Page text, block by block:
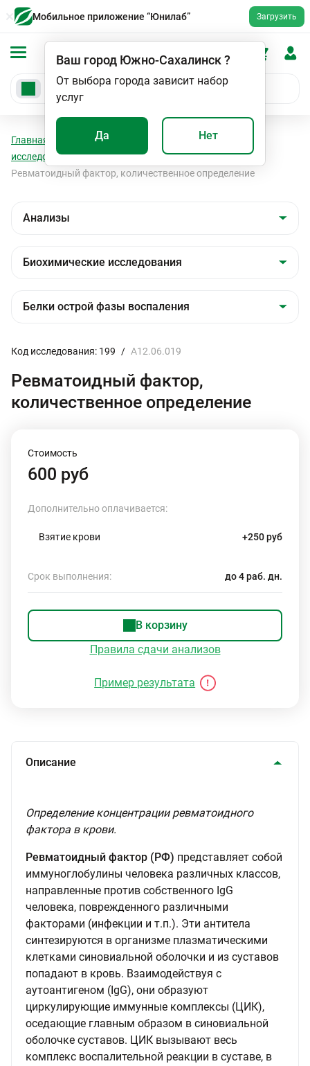
Мобильное приложение “Юнилаб” Загрузить
Ваш город Южно-Сахалинск?
От выбора города зависит набор
услуг
Да Нет
Главная Анализы
Биохимические
исследования
Белки острой фазы воспаления
Ревматоидный фактор, количественное определение
Код исследования: 199 / A12.06.019
Ревматоидный фактор,
количественное определение
Стоимость
600 руб
Дополнительно оплачивается:
Взятие крови +250 руб
Срок выполнения: до 4 раб. дн.
В корзину
Правила сдачи анализов
Пример результата
Описание
Определение концентрации ревматоидного
фактора в крови.
Ревматоидный фактор (РФ) представляет собой
иммуноглобулины человека различных классов,
направленные против собственного IgG
человека, поврежденного различными
факторами (инфекции и т.п.). Эти антитела
синтезируются в организме плазматическими
клетками синовиальной оболочки и из суставов
попадают в кровь. Взаимодействуя с
аутоантигеном (IgG), они образуют
циркулирующие иммунные комплексы (ЦИК),
оседающие главным образом в синовиальной
оболочке суставов. ЦИК вызывают весь
комплекс воспалительной реакции в суставе, в